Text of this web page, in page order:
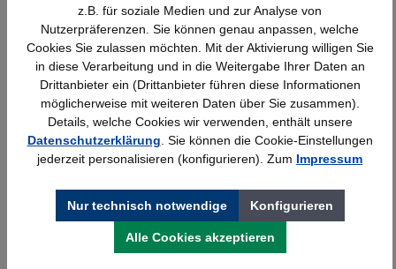
Kerkmann Prospekt- u. Zeitschriften-
Schrank, 12xA4, 1 Schiebetür, lichtgrau,
1.095,99 €*
z.B. für soziale Medien und zur Analyse von
Nutzerpräferenzen. Sie können genau anpassen, welche
Cookies Sie zulassen möchten. Mit der Aktivierung willigen Sie
in diese Verarbeitung und in die Weitergabe Ihrer Daten an
Drittanbieter ein (Drittanbieter führen diese Informationen
möglicherweise mit weiteren Daten über Sie zusammen).
Details, welche Cookies wir verwenden, enthält unsere
Datenschutzerklärung . Sie können die Cookie-Einstellungen
jederzeit personalisieren (konfigurieren). Zum Impressum
Nur technisch notwendige Konfigurieren
Alle Cookies akzeptieren